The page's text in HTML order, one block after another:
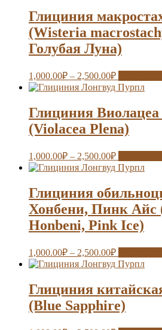
Глициния
(Wisteria
Голубая Луна)
1,000.00₽ – 2,500.00₽
Глициния
(Violacea Plena)
1,000.00₽ – 2,500.00₽
Глициния
Хонбени, Пинк Айс
Honbeni, Pink Ice)
1,000.00₽ – 2,500.00₽
Глициния
(Blue Sapphire)